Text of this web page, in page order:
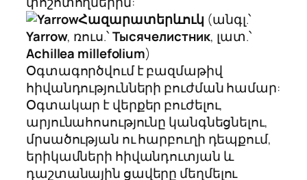
Հազարատերևուկ (անգլ.՝
Yarrow, ռուս.՝Тысячелистник, լատ.՝
Achillea millefolium)
Օգտագործվում է բազմաթիվ
հիվանդությունների բուժման համար:
Օգտակար է վերքեր բուժելու,
արյունահոսությունը կանգնեցնելու,
մրսածության ու հարբուղի դեպքում,
երիկամների հիվանդուտյան և
դաշտանային ցավերը մեղմելու